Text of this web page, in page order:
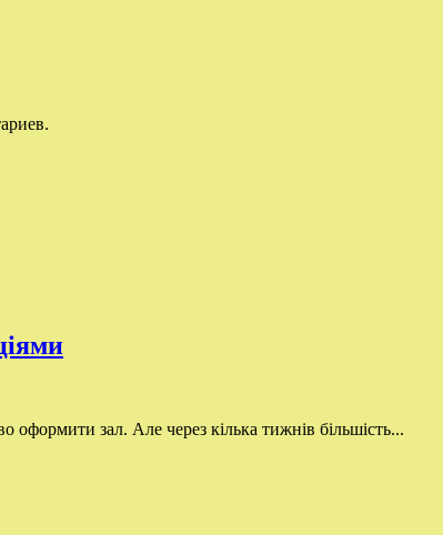
зал. Але через кілька тижнів більшість...